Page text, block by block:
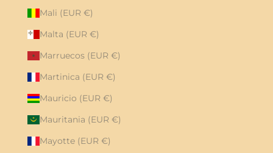
Mali (EUR €)
Malta (EUR €)
Marruecos (EUR €)
Martinica (EUR €)
Mauricio (EUR €)
Mauritania (EUR €)
Mayotte (EUR €)